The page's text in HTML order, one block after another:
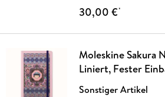
30,00 €*
Moleskine Sakura
Liniert, Fester
Sonstiger Artikel